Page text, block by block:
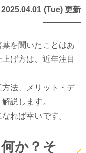
2025.04.01 (Tue) 更新
を聞いたことはあ
げ方は、近年注目
法、メリット・デ
説します。
れば幸いです。
か？そ